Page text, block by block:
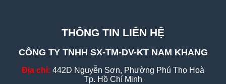
THÔNG TIN LIÊN HỆ
CÔNG TY TNHH SX-TM-DV-KT NAM KHANG
Địa chỉ: 442D Nguyễn Sơn, Phường Phú Thọ Hoà
Tp. Hồ Chí Minh